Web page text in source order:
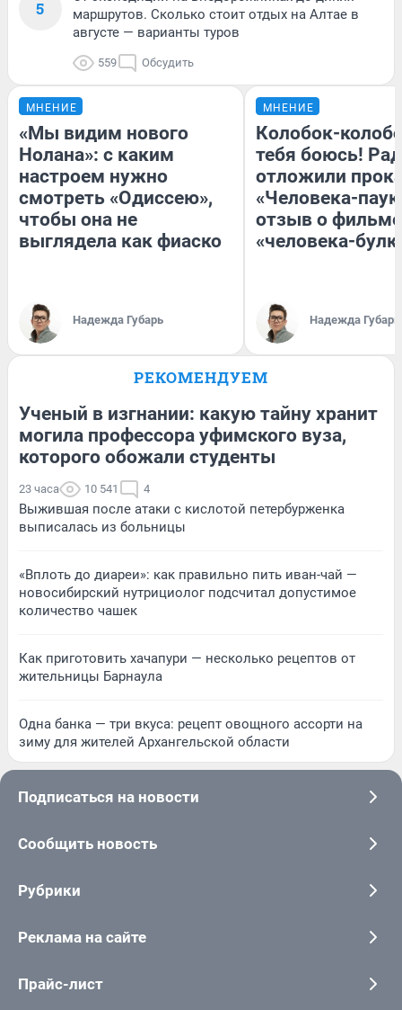
5
маршрутов. Сколько стоит отдых на Алтае в
августе — варианты туров
559 Обсудить
МНЕНИЕ
«Мы видим нового
Нолана»: с каким
настроем нужно
смотреть «Одиссею»,
чтобы она не
выглядела как фиаско
Надежда Губарь
МНЕНИЕ
Колобок-
тебя боюсь!
отложили
«Человека-
отзыв о
«человека-
Надежда Губарь
РЕКОМЕНДУЕМ
Ученый в изгнании: какую тайну хранит
могила профессора уфимского вуза,
которого обожали студенты
23 часа 10 541 4
Выжившая после атаки с кислотой петербурженка
выписалась из больницы
«Вплоть до диареи»: как правильно пить иван-чай —
новосибирский нутрициолог подсчитал допустимое
количество чашек
Как приготовить хачапури — несколько рецептов от
жительницы Барнаула
Одна банка — три вкуса: рецепт овощного ассорти на
зиму для жителей Архангельской области
Подписаться на новости
Сообщить новость
Рубрики
Реклама на сайте
Прайс-лист